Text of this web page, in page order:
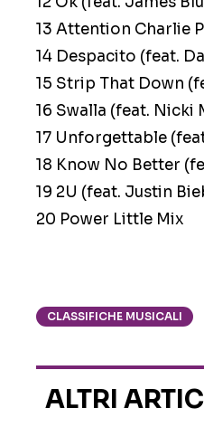
13 Attention Charlie
14 Despacito (feat.
15 Strip That Down
16 Swalla (feat. Nicki
17 Unforgettable
18 Know No Better
19 2U (feat. Justin
20 Power Little Mix
CLASSIFICHE MUSICALI
ALTRI